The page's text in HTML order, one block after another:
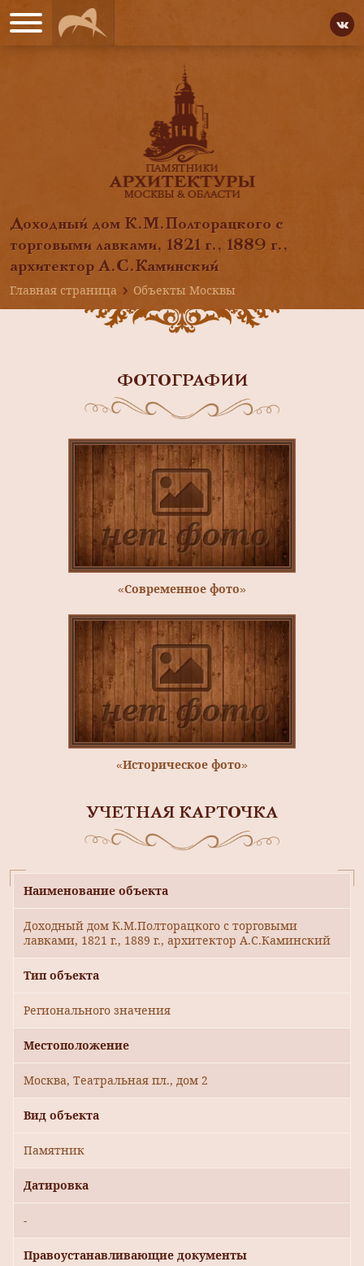
Доходный дом К.М.Полторацкого с
торговыми лавками, 1821 г., 1889 г.,
архитектор А.С.Каминский
Главная страница
Объекты Москвы
ФОТОГРАФИИ
«Современное фото»
«Историческое фото»
УЧЕТНАЯ КАРТОЧКА
Наименование объекта
Доходный дом К.М.Полторацкого с торговыми
лавками, 1821 г., 1889 г., архитектор А.С.Каминский
Тип объекта
Регионального значения
Местоположение
Москва, Театральная пл., дом 2
Вид объекта
Памятник
Датировка
-
Правоустанавливающие документы